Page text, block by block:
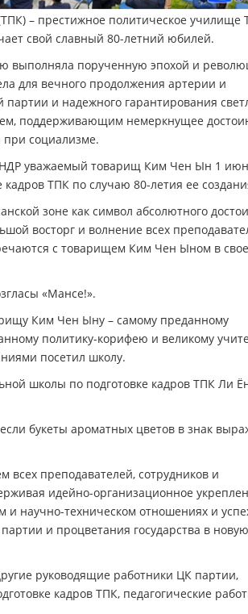
– престижное политическое училище
свой славный 80-летний юбилей.
выполняла порученную эпохой и
для вечного продолжения артерии и
и надежного гарантирования
поддерживающим немеркнущее
социализме.
уважаемый товарищ Ким Чен Ын 1
ТПК по случаю 80-летия ее
зоне как символ абсолютного
восторг и волнение всех
с товарищем Ким Чен Ыном в
«Мансе!».
Ким Чен Ыну – самому преданному
политику-корифею и великому
посетил школу.
школы по подготовке кадров ТПК Ли
букеты ароматных цветов в знак
преподавателей, сотрудников и
идейно-организационное
и научно-техническом отношениях и
и процветания государства в новую
руководящие работники ЦК партии,
кадров ТПК, педагогические